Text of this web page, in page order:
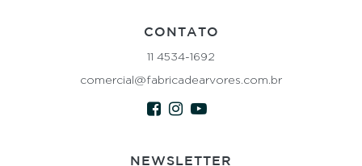
CONTATO
11 4534-1692
comercial@fabricadearvores.com.br
NEWSLETTER